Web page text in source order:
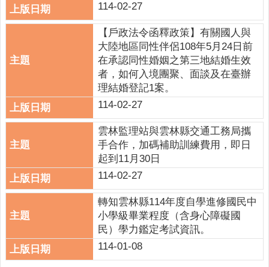
114-02-27
【戶政法令函釋政策】有關國人與
大陸地區同性伴侶108年5月24日前
在承認同性婚姻之第三地結婚生效
者，如何入境團聚、面談及在臺辦
理結婚登記1案。
114-02-27
雲林監理站與雲林縣交通工務局攜
手合作，加碼補助訓練費用，即日
起到11月30日
114-02-27
轉知雲林縣114年度自學進修國民中
小學級畢業程度（含身心障礙國
民）學力鑑定考試資訊。
114-01-08